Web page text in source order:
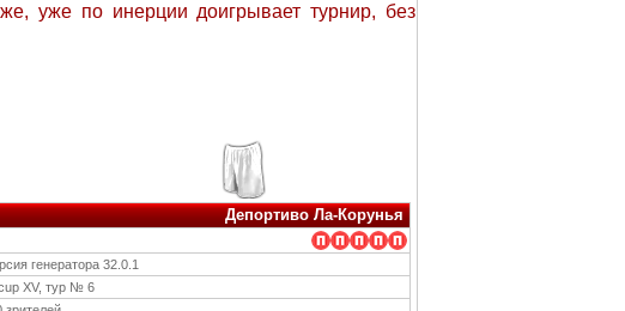
уже по инерции доигрывает турнир, без
Депортиво Ла-Корунья
генератора 32.0.1
XV, тур № 6